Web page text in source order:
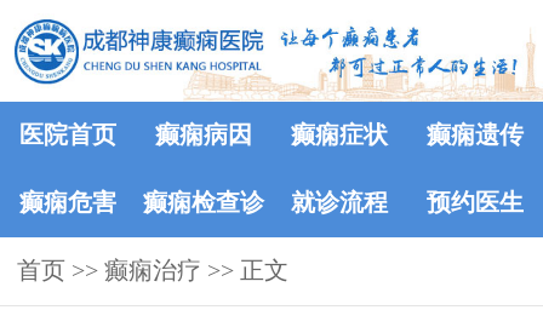
医院首页 癫痫病因 癫痫症状 癫痫遗传
癫痫危害 癫痫检查诊
断
就诊流程 预约医生
首页 >> 癫痫治疗 >> 正文